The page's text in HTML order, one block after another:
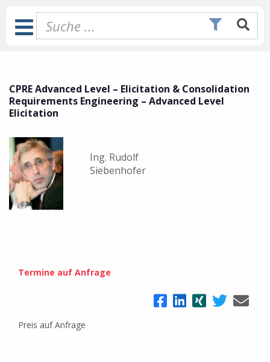
Inhalt
springen
Toggle
Navigation
CPRE Advanced Level – Elicitation & Consolidation
Requirements Engineering – Advanced Level
Elicitation
Ing. Rudolf
Siebenhofer
Termine auf Anfrage
Preis auf Anfrage